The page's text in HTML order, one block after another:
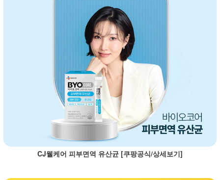
CJ웰케어 피부면역 유산균 [쿠팡공식/상세보기]